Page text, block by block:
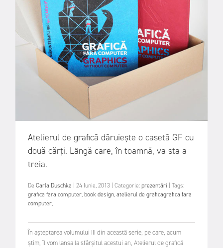
Atelierul de grafică dăruiește o casetă GF cu
două cărți. Lângă care, în toamnă, va sta a
treia.
De Carla Duschka 24 Iunie, 2013 Categorie:prezentări
Tags:
grafica fara computer,book design,atelierul de graficagrafica fara
computer,
În așteptarea volumului III din această serie, pe care, acum
știm, îl vom lansa la sfârșitul acestui an, Atelierul de grafică